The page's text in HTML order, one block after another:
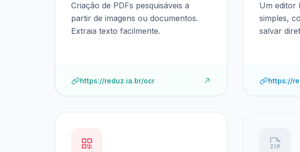
Criação de PDFs pesquisáveis a
partir de imagens ou documentos.
Extraia texto facilmente.
https://reduz.ia.br/ocr
Um editor
simples,
salvar
https://